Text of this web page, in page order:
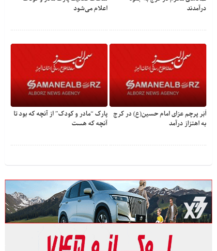
درآمدند
اعلام می‌شود
اَبَر پرچم عزای امام حسین(ع) در کرج
به اهتزاز درآمد
پارک “مادر و کودک” از آنچه که بود تا
آنچه که هست